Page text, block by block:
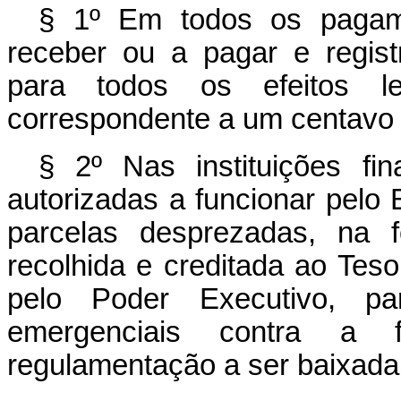
§ 1º Em todos os
receber ou a pagar e
para todos os efeitos
correspondente a um
§ 2º Nas instituições
autorizadas a funcionar pelo
parcelas desprezadas, na
recolhida e creditada ao
pelo Poder Executivo,
emergenciais contra
regulamentação a ser